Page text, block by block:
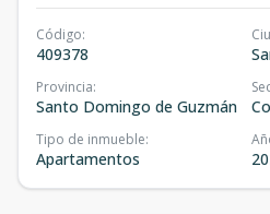
Código:
409378
Provincia:
Santo Domingo de Guzmán
Tipo de inmueble:
Apartamentos